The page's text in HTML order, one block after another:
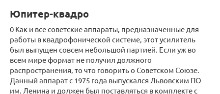
Юпитер-квадро
0 Как и все советские аппараты, предназначенные для
работы в квадрофонической системе, этот усилитель
был выпущен совсем небольшой партией. Если уж во
всем мире формат не получил должного
распространения, то что говорить о Советском Союзе.
Данный аппарат с 1975 года выпускался Львовским ПО
им. Ленина и должен был поставляться в комплекте с